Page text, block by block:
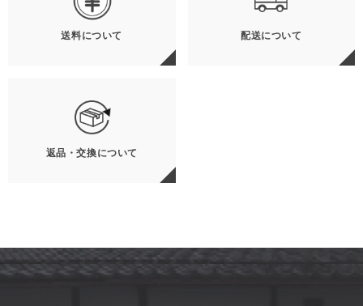
送料について 配送について
返品・交換について